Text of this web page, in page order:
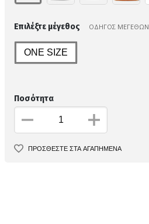
Επιλέξτε μέγεθος ΟΔΗΓΟΣ ΜΕΓΕΘΩΝ
ONE SIZE
Ποσότητα
ΠΡΟΣΘΕΣΤΕ ΣΤΑ ΑΓΑΠΗΜΕΝΑ